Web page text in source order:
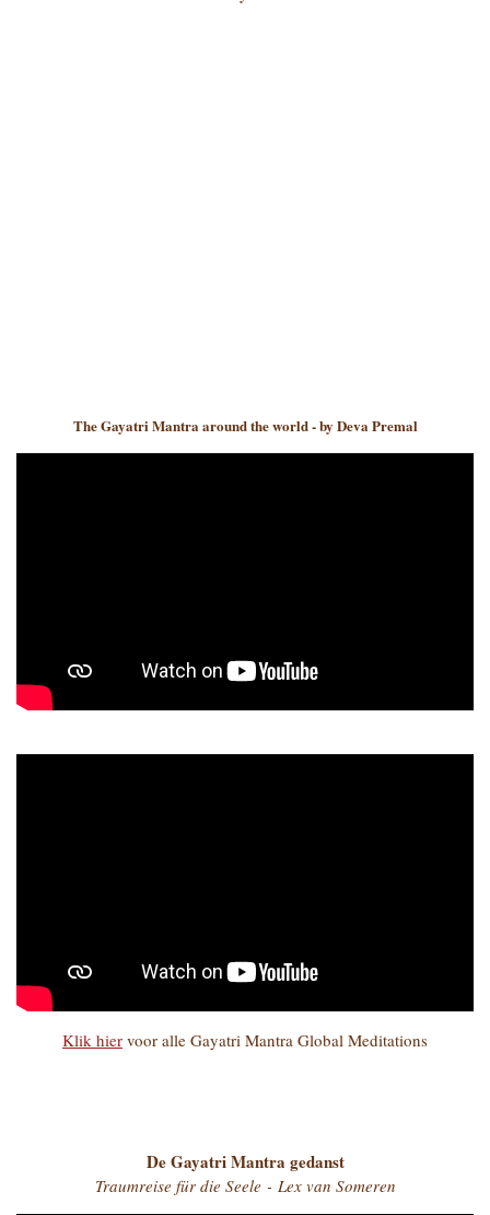
The Gayatri Mantra around the world - by Deva Premal
Klik hier voor alle Gayatri Mantra Global Meditations
De Gayatri Mantra gedanst
Traumreise für die Seele - Lex van Someren